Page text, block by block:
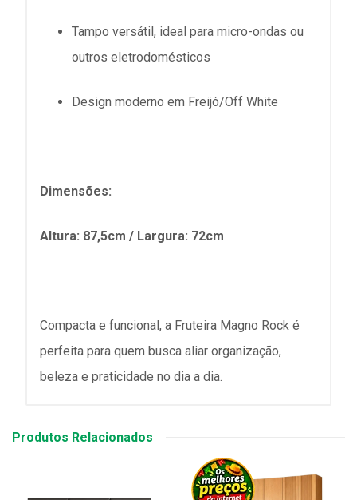
Tampo versátil, ideal para micro-ondas ou
outros eletrodomésticos
Design moderno em Freijó/Off White
Dimensões:
Altura: 87,5cm / Largura: 72cm
Compacta e funcional, a Fruteira Magno Rock é
perfeita para quem busca aliar organização,
beleza e praticidade no dia a dia.
Produtos Relacionados